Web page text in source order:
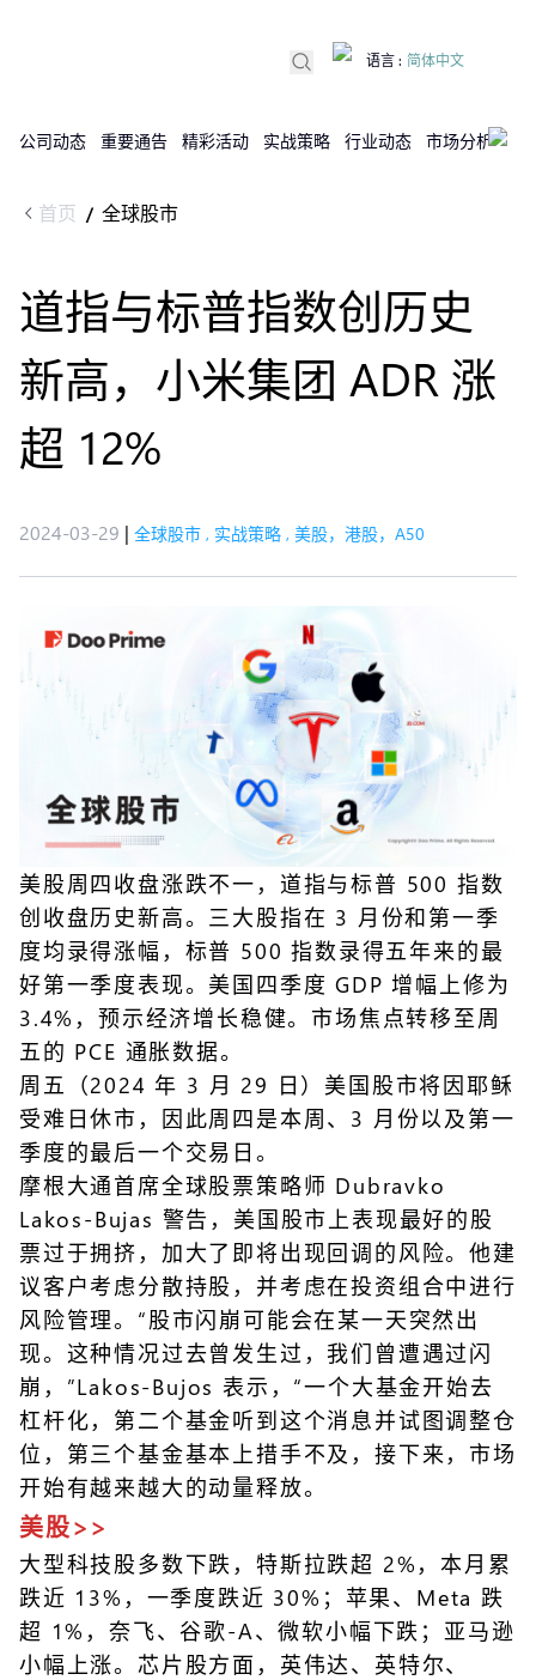
公司动态 重要通告 精彩活动 实战策略 行业动态 市场分析
语言 : 简体中文
首页 / 全球股市
道指与标普指数创历史
新高，小米集团 ADR 涨
超 12%
2024-03-29 | 全球股市 , 实战策略 , 美股，港股，A50
美股周四收盘涨跌不一，道指与标普 500 指数
创收盘历史新高。三大股指在 3 月份和第一季
度均录得涨幅，标普 500 指数录得五年来的最
好第一季度表现。美国四季度 GDP 增幅上修为
3.4%，预示经济增长稳健。市场焦点转移至周
五的 PCE 通胀数据。
周五（2024 年 3 月 29 日）美国股市将因耶稣
受难日休市，因此周四是本周、3 月份以及第一
季度的最后一个交易日。
摩根大通首席全球股票策略师 Dubravko
Lakos-Bujas 警告，美国股市上表现最好的股
票过于拥挤，加大了即将出现回调的风险。他建
议客户考虑分散持股，并考虑在投资组合中进行
风险管理。“股市闪崩可能会在某一天突然出
现。这种情况过去曾发生过，我们曾遭遇过闪
崩，”Lakos-Bujos 表示，“一个大基金开始去
杠杆化，第二个基金听到这个消息并试图调整仓
位，第三个基金基本上措手不及，接下来，市场
开始有越来越大的动量释放。
美股>>
大型科技股多数下跌，特斯拉跌超 2%，本月累
跌近 13%，一季度跌近 30%；苹果、Meta 跌
超 1%，奈飞、谷歌-A、微软小幅下跌；亚马逊
小幅上涨。芯片股方面，英伟达、英特尔、